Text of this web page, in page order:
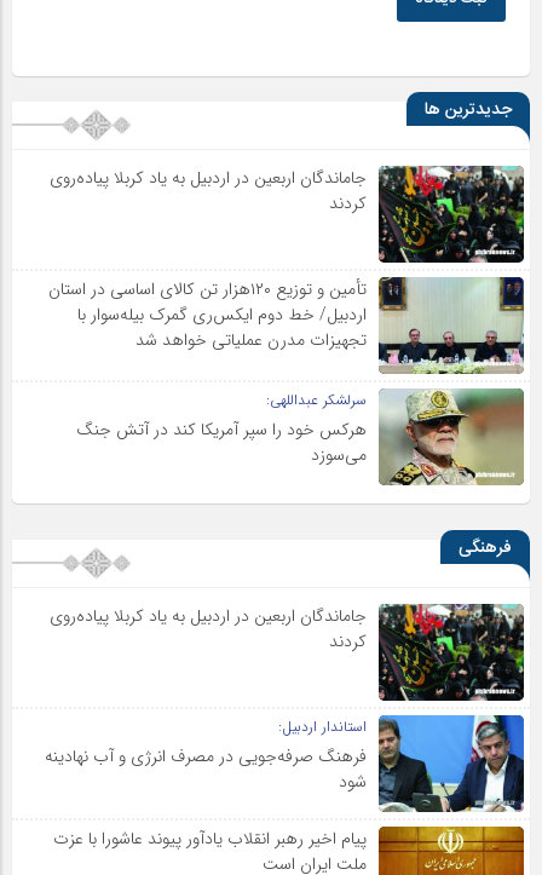
جدیدترین ها
جاماندگان اربعین در اردبیل به یاد کربلا پیاده‌روی
کردند
تأمین و توزیع ۱۲۰هزار تن کالای اساسی در استان
اردبیل/ خط دوم ایکس‌ری گمرک بیله‌سوار با
تجهیزات مدرن عملیاتی خواهد شد
سرلشکر عبداللهی:
هرکس خود را سپر آمریکا کند در آتش جنگ
می‌سوزد
فرهنگی
جاماندگان اربعین در اردبیل به یاد کربلا پیاده‌روی
کردند
استاندار اردبیل:
فرهنگ صرفه‌جویی در مصرف انرژی و آب نهادینه
شود
پیام اخیر رهبر انقلاب یادآور پیوند عاشورا با عزت
ملت ایران است